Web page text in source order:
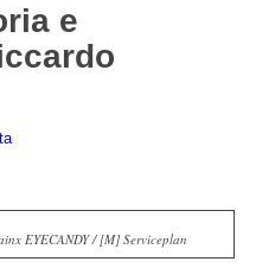
e
EYECANDY / [M] Serviceplan